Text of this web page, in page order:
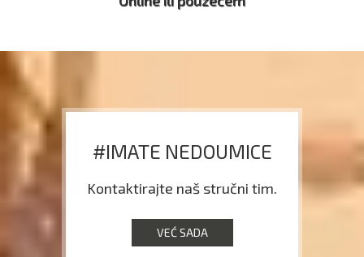
#IMATE NEDOUMICE
Kontaktirajte naš stručni tim.
VEĆ SADA